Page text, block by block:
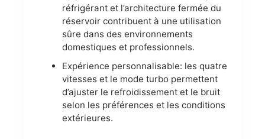
réfrigérant et l’architecture fermée du
réservoir contribuent à une utilisation
sûre dans des environnements
domestiques et professionnels.
Expérience personnalisable: les quatre
vitesses et le mode turbo permettent
d’ajuster le refroidissement et le bruit
selon les préférences et les conditions
extérieures.